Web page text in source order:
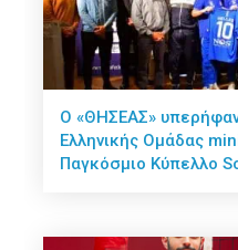
O «ΘΗΣΕΑΣ»
Ελληνικής Ομάδας
Παγκόσμιο Κύπελλο